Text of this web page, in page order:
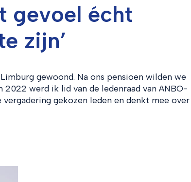
gevoel écht
zijn’
gewoond. Na ons pensioen wilden we
werd ik lid van de ledenraad van ANBO-
gekozen leden en denkt mee